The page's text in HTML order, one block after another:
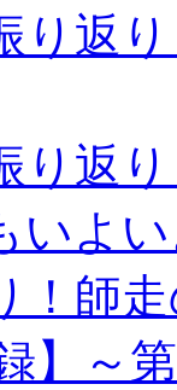
り返
り返
いよ
！師
】～